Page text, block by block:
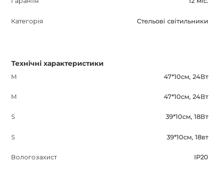
Категорія Стельові світильники
Технічні характеристики
M 47*10см, 24Вт
M 47*10см, 24Вт
S 39*10см, 18Вт
S 39*10см, 18вт
Вологозахист IP20